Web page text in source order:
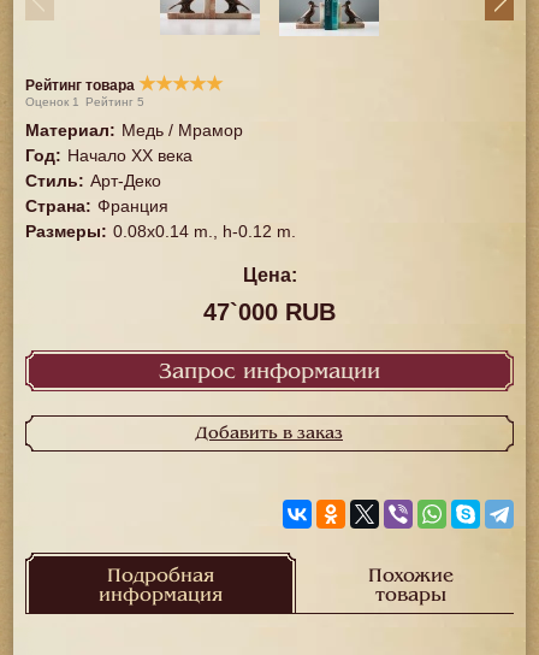
Рейтинг товара ★★★★★
Оценок 1 Рейтинг5
Материал: Медь / Мрамор
Год: Начало XX века
Стиль: Арт-Деко
Страна: Франция
Размеры: 0.08x0.14 m., h-0.12 m.
Цена:
47`000 RUB
Запрос информации
Добавить в заказ
Подробная
информация
Похожие
товары